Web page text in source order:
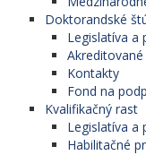
Doktorandské
Legislatíva a
Kontakty
Fond na
Kvalifikačný rast
Legislatíva a
Habilitačné